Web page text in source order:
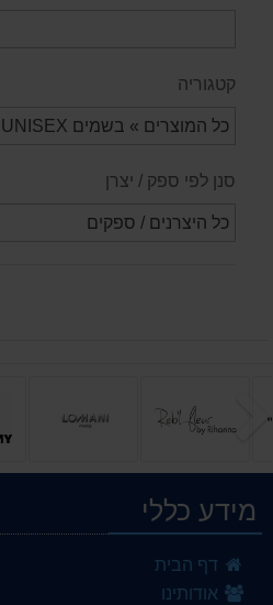
קטגוריה
סנן לפי ספק / יצרן
הקודם
מידע כללי
דף הבית
אודותינו
99.00 ₪